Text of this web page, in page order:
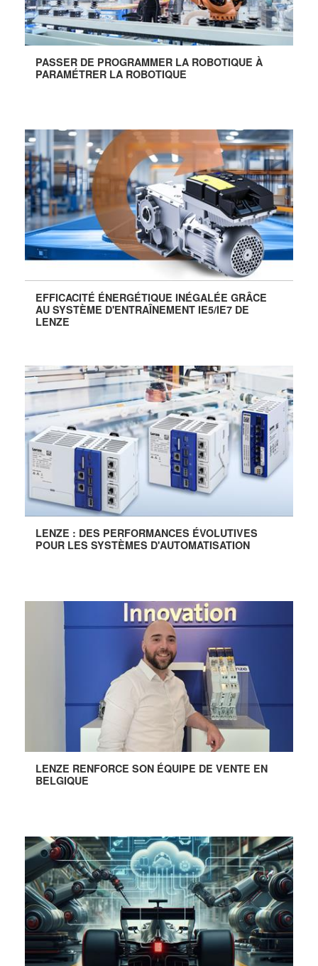
PASSER DE PROGRAMMER LA ROBOTIQUE À
PARAMÉTRER LA ROBOTIQUE
EFFICACITÉ ÉNERGÉTIQUE INÉGALÉE GRÂCE
AU SYSTÈME D'ENTRAÎNEMENT IE5/IE7 DE
LENZE
LENZE : DES PERFORMANCES ÉVOLUTIVES
POUR LES SYSTÈMES D'AUTOMATISATION
LENZE RENFORCE SON ÉQUIPE DE VENTE EN
BELGIQUE